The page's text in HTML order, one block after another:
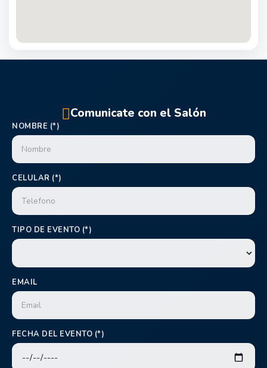
Comunicate con el Salón
NOMBRE (*)
CELULAR (*)
TIPO DE EVENTO (*)
EMAIL
FECHA DEL EVENTO (*)